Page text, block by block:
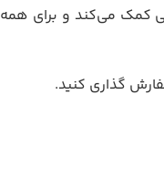
کمک می‌کند و برای همه
گذاری کنید.